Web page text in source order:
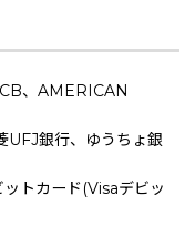
、AMERICAN
UFJ銀行、ゆうちょ銀
ットカード(Visaデビッ